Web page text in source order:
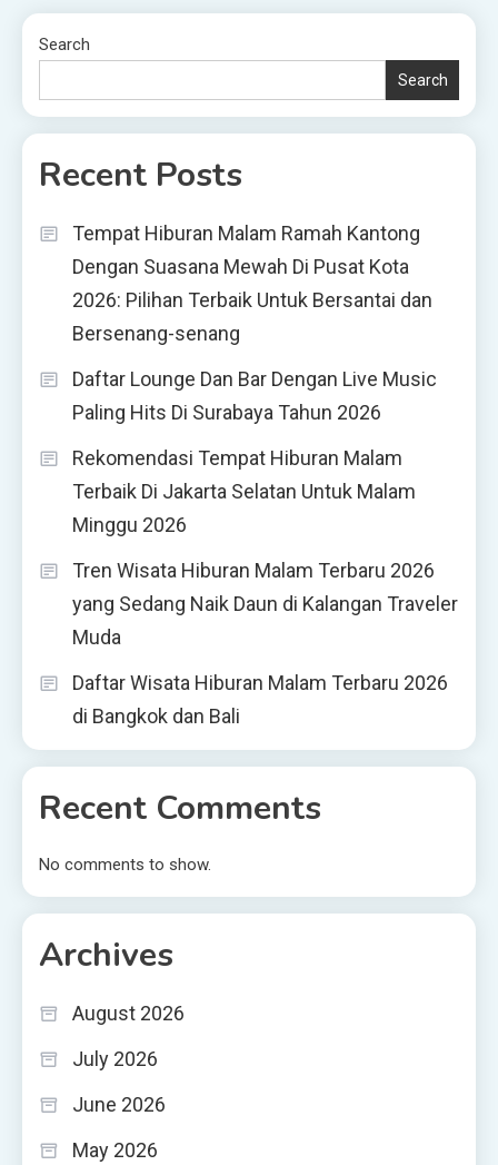
Search
Search
Recent Posts
Tempat Hiburan Malam Ramah Kantong
Dengan Suasana Mewah Di Pusat Kota
2026: Pilihan Terbaik Untuk Bersantai dan
Bersenang-senang
Daftar Lounge Dan Bar Dengan Live Music
Paling Hits Di Surabaya Tahun 2026
Rekomendasi Tempat Hiburan Malam
Terbaik Di Jakarta Selatan Untuk Malam
Minggu 2026
Tren Wisata Hiburan Malam Terbaru 2026
yang Sedang Naik Daun di Kalangan Traveler
Muda
Daftar Wisata Hiburan Malam Terbaru 2026
di Bangkok dan Bali
Recent Comments
No comments to show.
Archives
August 2026
July 2026
June 2026
May 2026